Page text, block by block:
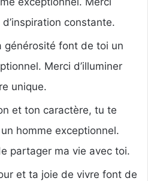
constante.
générosité font de toi un
Merci d’illuminer
unique.
et ton caractère, tu te
homme exceptionnel.
partager ma vie avec toi.
et ta joie de vivre font de